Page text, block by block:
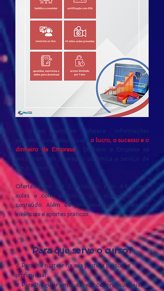
O curso também oferece informações
primordiais na relação com o lucro, o sucesso e o
dinheiro da Empresa. Dinheiro e Empresa se
encontram em interação sistêmica a serviço de
um coletivo
Ofertado em um 2 módulos, com 44 vídeo-
aulas e com exercícios que acompanham o
conteúdo.​Além deuma extensa biblioteca de
vivências e aportes práticos.
Para que serve o curso?
✓ Para lhe nortear na sua postura pessoal e
profissional
✓ Para lhe guiar em suas relações profissionais